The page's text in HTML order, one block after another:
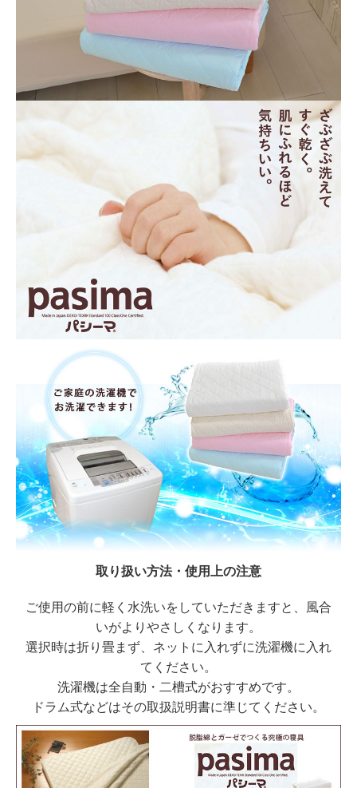
取り扱い方法・使用上の注意
ご使用の前に軽く水洗いをしていただきますと、風合
いがよりやさしくなります。
選択時は折り畳まず、ネットに入れずに洗濯機に入れ
てください。
洗濯機は全自動・二槽式がおすすめです。
ドラム式などはその取扱説明書に準じてください。